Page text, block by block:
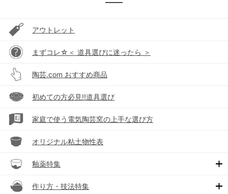
アウトレット
まずコレ☆＜ 道具選びに迷ったら ＞
陶芸.com おすすめ商品
初めての方必見!!道具選び
家庭で使う電気陶芸窯の上手な選び方
オリジナル粘土物性表
釉薬特集
作り方・技法特集